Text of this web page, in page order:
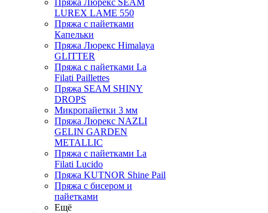
Пряжа Люрекс SEAM
LUREX LAME 550
Пряжа с пайетками
Капельки
Пряжа Люрекс Himalaya
GLITTER
Пряжа с пайетками La
Filati Paillettes
Пряжа SEAM SHINY
DROPS
Микропайетки 3 мм
Пряжа Люрекс NAZLI
GELIN GARDEN
METALLIC
Пряжа с пайетками La
Filati Lucido
Пряжа KUTNOR Shine Pail
Пряжа с бисером и
пайетками
Ещё